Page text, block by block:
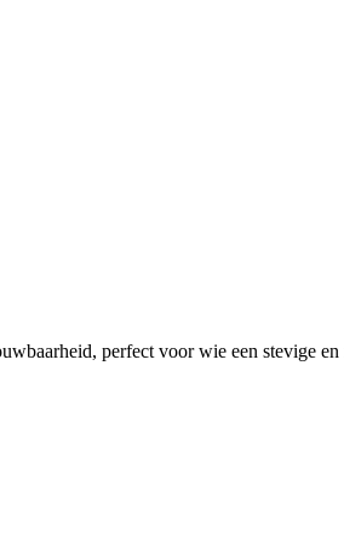
perfect voor wie een stevige